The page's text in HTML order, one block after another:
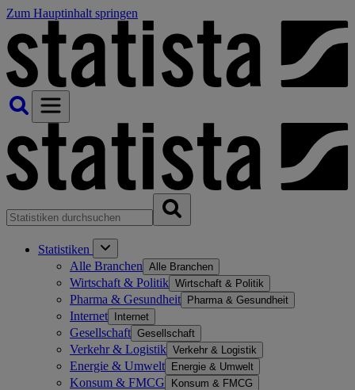
Zum Hauptinhalt springen
Statistiken
Alle Branchen Alle Branchen
Wirtschaft & Politik Wirtschaft & Politik
Pharma & Gesundheit Pharma & Gesundheit
Internet Internet
Gesellschaft Gesellschaft
Verkehr & Logistik Verkehr & Logistik
Energie & Umwelt Energie & Umwelt
Konsum & FMCG Konsum & FMCG